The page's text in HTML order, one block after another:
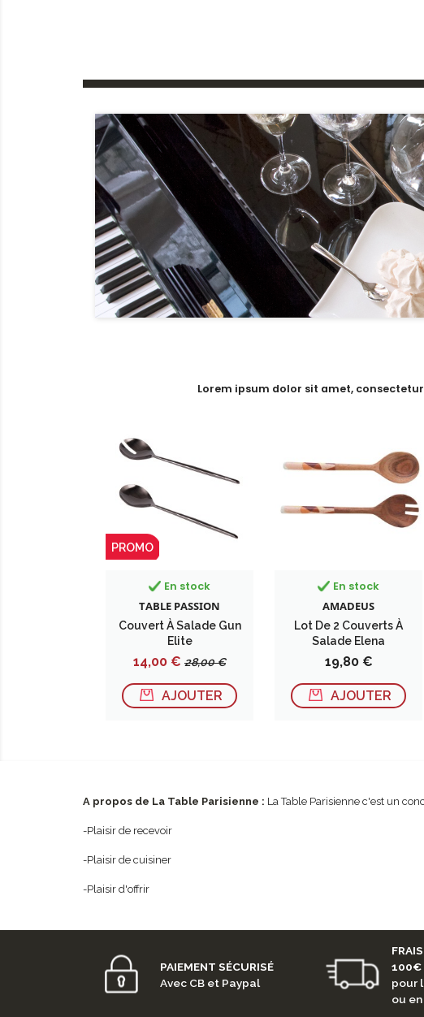
Lorem ipsum dolor sit amet,
En stock
TABLE PASSION
Couvert À Salade Gun
Elite
Prix
14,00 € Prix
base
28,00 €
AJOUTER
PROMO
En stock
AMADEUS
Lot De 2 Couverts À
Salade Elena
Prix
19,80 €
AJOUTER
A propos de La Table Parisienne : La Table Parisienne c'est un
-Plaisir de recevoir
-Plaisir de cuisiner
-Plaisir d'offrir
PAIEMENT SÉCURISÉ
Avec CB et Paypal
100€
pour
ou